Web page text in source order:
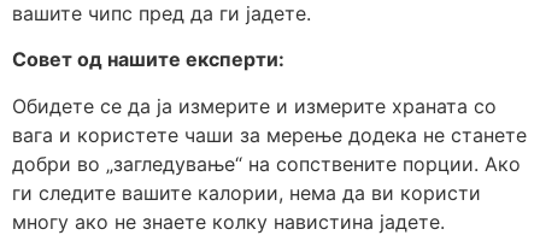
вашите чипс пред да ги јадете.
Совет од нашите експерти:
Обидете се да ја измерите и измерите храната со
вага и користете чаши за мерење додека не станете
добри во „загледување“ на сопствените порции. Ако
ги следите вашите калории, нема да ви користи
многу ако не знаете колку навистина јадете.